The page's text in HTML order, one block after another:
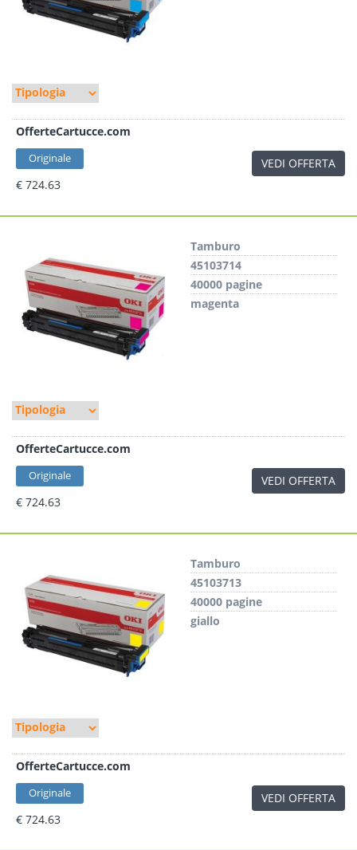
OfferteCartucce.com
Originale
€ 724.63
VEDI OFFERTA
Tamburo
45103714
40000 pagine
magenta
OfferteCartucce.com
Originale
€ 724.63
VEDI OFFERTA
Tamburo
45103713
40000 pagine
giallo
OfferteCartucce.com
Originale
€ 724.63
VEDI OFFERTA